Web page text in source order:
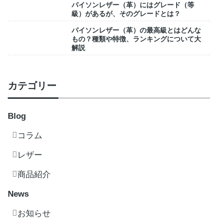
パイソンレザー（革）にはグレード（等
級）があるが、そのグレードとは？
パイソンレザー（革）の最高級とはどんな
もの？種類や特徴、ランキングについて大
解説
カテゴリー
Blog
コラム
レザー
商品紹介
News
お知らせ